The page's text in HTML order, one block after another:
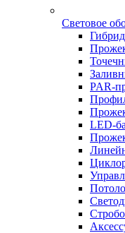
Световое
PAR-
LED-